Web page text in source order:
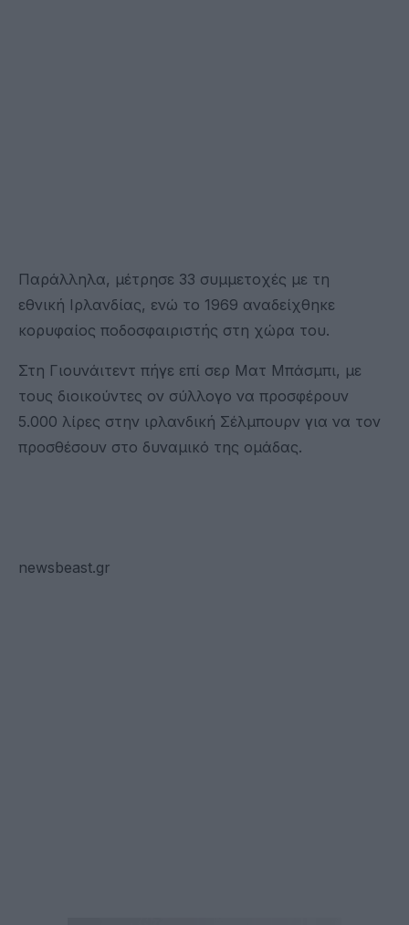
Παράλληλα, μέτρησε 33 συμμετοχές με τη
εθνική Ιρλανδίας, ενώ το 1969 αναδείχθηκε
κορυφαίος ποδοσφαιριστής στη χώρα του.
Στη Γιουνάιτεντ πήγε επί σερ Ματ Μπάσμπι, με
τους διοικούντες ον σύλλογο να προσφέρουν
5.000 λίρες στην ιρλανδική Σέλμπουρν για να τον
προσθέσουν στο δυναμικό της ομάδας.
newsbeast.gr